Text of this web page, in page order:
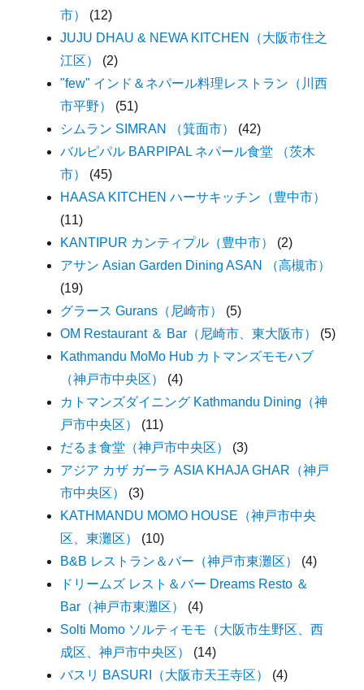
市）
(12)
JUJU DHAU & NEWA KITCHEN（大阪市住之
江区）
(2)
"few" インド＆ネパール料理レストラン（川西
市平野）
(51)
シムラン SIMRAN （箕面市）
(42)
バルピパル BARPIPAL ネパール食堂 （茨木
市）
(45)
HAASA KITCHEN ハーサキッチン（豊中市）
(11)
KANTIPUR カンティプル（豊中市）
(2)
アサン Asian Garden Dining ASAN （高槻市）
(19)
グラース Gurans（尼崎市）
(5)
OM Restaurant ＆ Bar（尼崎市、東大阪市）
(5)
Kathmandu MoMo Hub カトマンズモモハブ
（神戸市中央区）
(4)
カトマンズダイニング Kathmandu Dining（神
戸市中央区）
(11)
だるま食堂（神戸市中央区）
(3)
アジア カザ ガーラ ASIA KHAJA GHAR（神戸
市中央区）
(3)
KATHMANDU MOMO HOUSE（神戸市中央
区、東灘区）
(10)
B&B レストラン＆バー（神戸市東灘区）
(4)
ドリームズ レスト＆バー Dreams Resto ＆
Bar（神戸市東灘区）
(4)
Solti Momo ソルティモモ（大阪市生野区、西
成区、神戸市中央区）
(14)
バスリ BASURI（大阪市天王寺区）
(4)